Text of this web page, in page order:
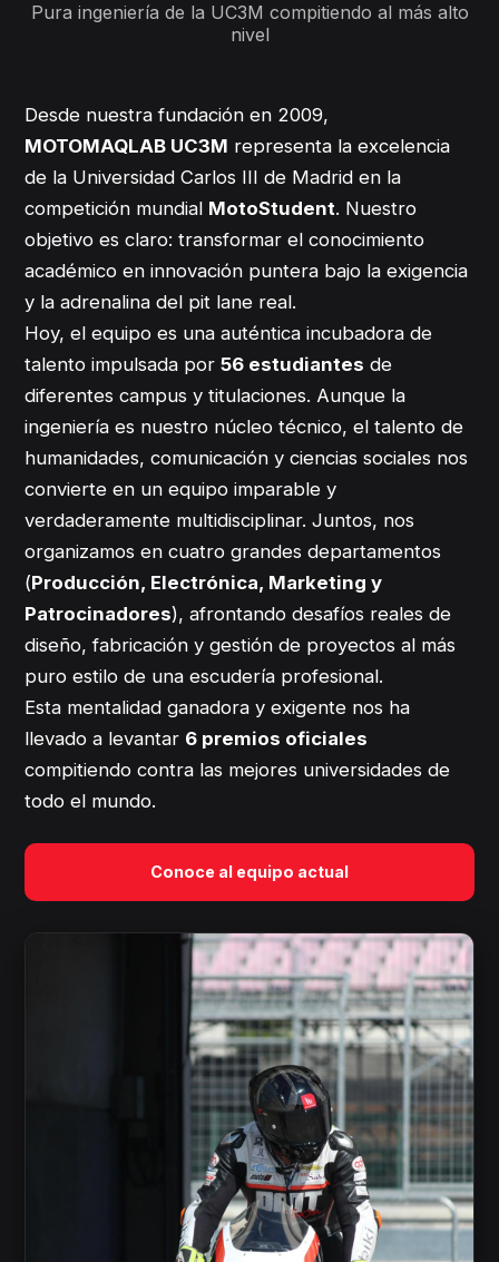
Pura ingeniería de la UC3M compitiendo al más alto
nivel
Desde nuestra fundación en 2009,
MOTOMAQLAB UC3M representa la excelencia
de la Universidad Carlos III de Madrid en la
competición mundial MotoStudent. Nuestro
objetivo es claro: transformar el conocimiento
académico en innovación puntera bajo la exigencia
y la adrenalina del pit lane real.
Hoy, el equipo es una auténtica incubadora de
talento impulsada por56 estudiantes de
diferentes campus y titulaciones. Aunque la
ingeniería es nuestro núcleo técnico, el talento de
humanidades, comunicación y ciencias sociales nos
convierte en un equipo imparable y
verdaderamente multidisciplinar. Juntos, nos
organizamos en cuatro grandes departamentos
(Producción, Electrónica, Marketing y
Patrocinadores), afrontando desafíos reales de
diseño, fabricación y gestión de proyectos al más
puro estilo de una escudería profesional.
Esta mentalidad ganadora y exigente nos ha
llevado a levantar 6 premios oficiales
compitiendo contra las mejores universidades de
todo el mundo.
Conoce al equipo actual